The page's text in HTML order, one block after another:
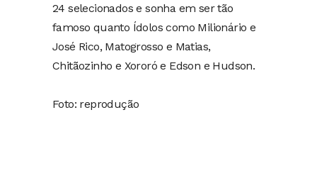
24 selecionados e sonha em ser tão
famoso quanto Ídolos como Milionário e
José Rico, Matogrosso e Matias,
Chitãozinho e Xororó e Edson e Hudson.
Foto: reprodução